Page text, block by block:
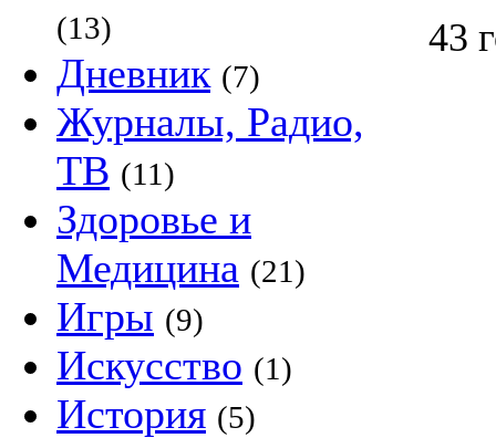
(13)
Дневник (7)
Журналы, Радио,
ТВ (11)
Здоровье и
Медицина (21)
Игры (9)
Искусство (1)
История (5)
43